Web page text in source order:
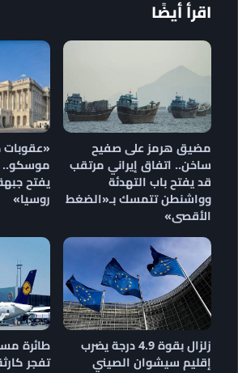
اقرأ أيضًا
مضيق هرمز على صفيح
ساخن.. اتفاق إيراني مرتقب
قد يفتح باب التهدئة
وواشنطن تتمسك بـ«الضغط
الأقصى»
«عقوبات
موسكو..
يفتح
روسيا»
زلزال بقوة 4.9 درجة يضرب
إقليم سيشوان الصيني
طائرة
تفجر